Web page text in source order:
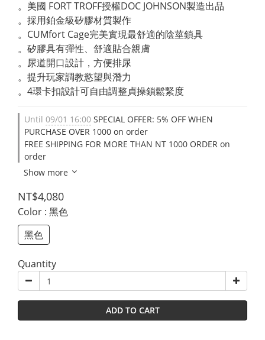
。美國 FORT TROFF授權DOC JOHNSON製造出品
。採用鉑金級矽膠材質製作
。CUMfort Cage完美實現最舒適的陰莖鎖具
。矽膠具有彈性、舒適貼合親膚
。尿道開口設計，方便排尿
。提升玩家調教慾望與潛力
。4環卡扣設計可自由調整貞操鎖鬆緊度
Until 09/01 16:00 SPECIAL OFFER: 5% OFF WHEN
PURCHASE OVER 1000 on order
FREE SHIPPING FOR MORE THAN NT 1000 ORDER on
order
Show more
NT$4,080
Color : 黑色
黑色
Quantity
ADD TO CART